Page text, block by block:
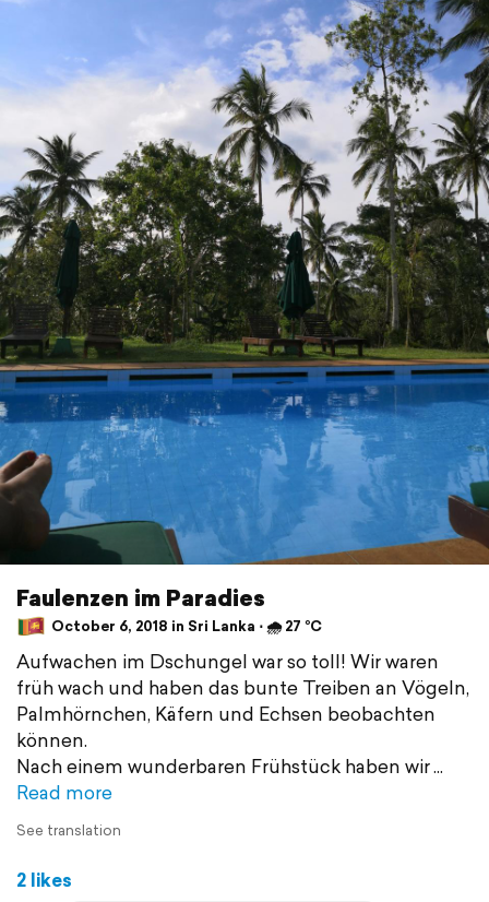
Faulenzen im Paradies
October 6, 2018 in Sri Lanka ⋅ 🌧 27 °C
Aufwachen im Dschungel war so toll! Wir waren
früh wach und haben das bunte Treiben an Vögeln,
Palmhörnchen, Käfern und Echsen beobachten
können.
Nach einem wunderbaren Frühstück haben wir
Read more
See translation
2 likes